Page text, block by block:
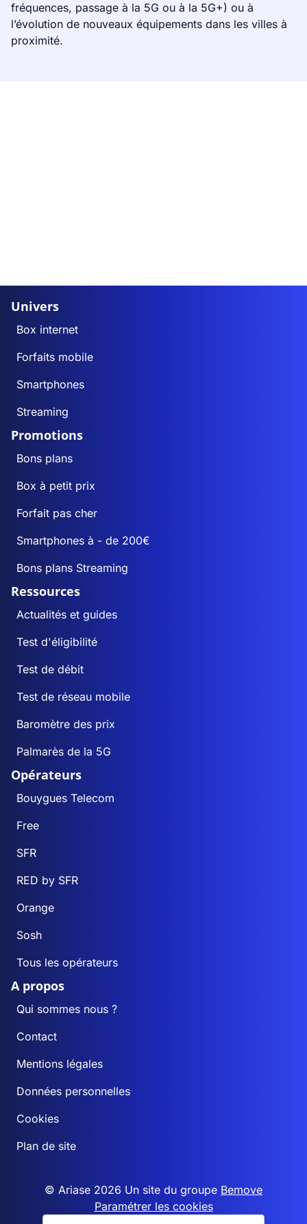
fréquences, passage à la 5G ou à la 5G+) ou à
l’évolution de nouveaux équipements dans les villes à
proximité.
Univers
Box internet
Forfaits mobile
Smartphones
Streaming
Promotions
Bons plans
Box à petit prix
Forfait pas cher
Smartphones à - de 200€
Bons plans Streaming
Ressources
Actualités et guides
Test d'éligibilité
Test de débit
Test de réseau mobile
Baromètre des prix
Palmarès de la 5G
Opérateurs
Bouygues Telecom
Free
SFR
RED by SFR
Orange
Sosh
Tous les opérateurs
A propos
Qui sommes nous ?
Contact
Mentions légales
Données personnelles
Cookies
Plan de site
© Ariase 2026 Un site du groupe Bemove
Paramétrer les cookies